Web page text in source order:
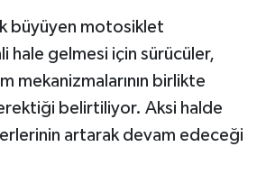
büyüyen motosiklet
hale gelmesi için sürücüler,
mekanizmalarının birlikte
belirtiliyor. Aksi halde
artarak devam edeceği